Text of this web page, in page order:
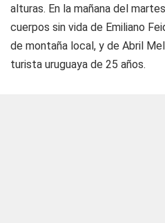
alturas. En la mañana del
cuerpos sin vida de Emiliano
de montaña local, y de Abril
turista uruguaya de 25 años.